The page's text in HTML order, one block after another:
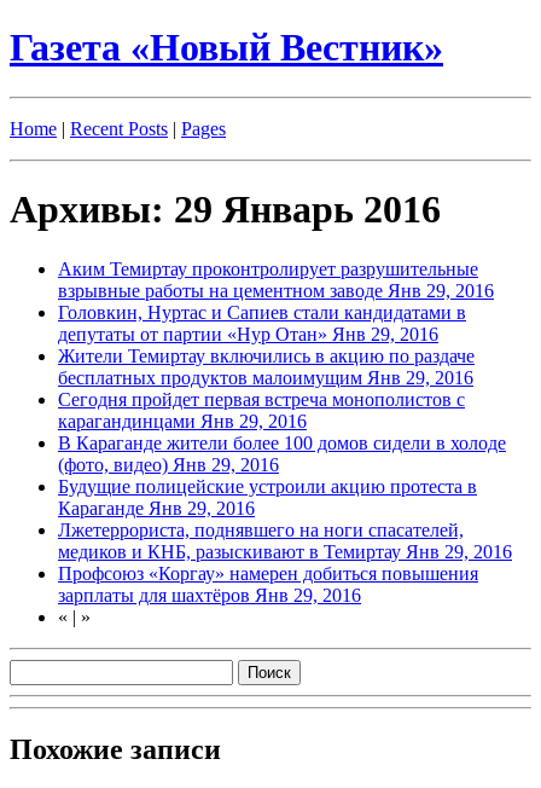
Газета «Новый Вестник»
Home | Recent Posts | Pages
Архивы: 29 Январь 2016
Аким Темиртау проконтролирует разрушительные
взрывные работы на цементном заводе Янв 29, 2016
Головкин, Нуртас и Сапиев стали кандидатами в
депутаты от партии «Нур Отан» Янв 29, 2016
Жители Темиртау включились в акцию по раздаче
бесплатных продуктов малоимущим Янв 29, 2016
Сегодня пройдет первая встреча монополистов с
карагандинцами Янв 29, 2016
В Караганде жители более 100 домов сидели в холоде
(фото, видео) Янв 29, 2016
Будущие полицейские устроили акцию протеста в
Караганде Янв 29, 2016
Лжетеррориста, поднявшего на ноги спасателей,
медиков и КНБ, разыскивают в Темиртау Янв 29, 2016
Профсоюз «Коргау» намерен добиться повышения
зарплаты для шахтёров Янв 29, 2016
« | »
Похожие записи